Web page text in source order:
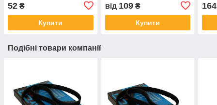
52 ₴
Купити
від 109₴
Купити
164
Подібні товари компанії